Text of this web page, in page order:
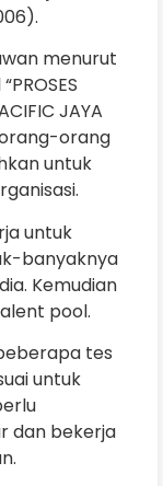
menurut
JAYA
orang-orang
untuk
untuk
banyaknya
Kemudian
pool.
tes
untuk
dan bekerja